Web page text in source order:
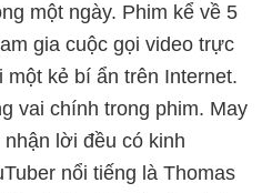
một ngày. Phim kể về 5
gia cuộc gọi video trực
kẻ bí ẩn trên Internet.
vai chính trong phim. May
lời đều có kinh
nổi tiếng là Thomas